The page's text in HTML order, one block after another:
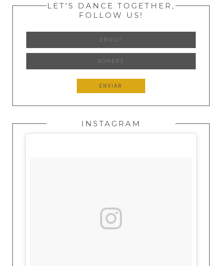
LET'S DANCE TOGETHER,
FOLLOW US!
INSTAGRAM